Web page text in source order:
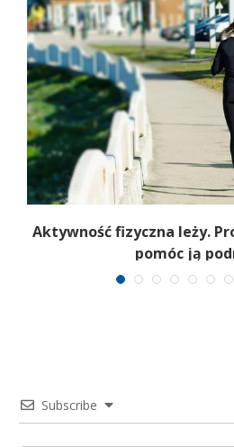
Aktywność fizyczna leży.
pomóc ją
Subscribe